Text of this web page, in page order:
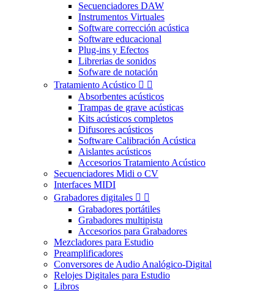
Secuenciadores DAW
Instrumentos Virtuales
Software corrección acústica
Software educacional
Plug-ins y Efectos
Librerias de sonidos
Sofware de notación
Tratamiento Acústico  
Absorbentes acústicos
Trampas de grave acústicas
Kits acústicos completos
Difusores acústicos
Software Calibración Acústica
Aislantes acústicos
Accesorios Tratamiento Acústico
Secuenciadores Midi o CV
Interfaces MIDI
Grabadores digitales  
Grabadores portátiles
Grabadores multipista
Accesorios para Grabadores
Mezcladores para Estudio
Preamplificadores
Conversores de Audio Analógico-Digital
Relojes Digitales para Estudio
Libros